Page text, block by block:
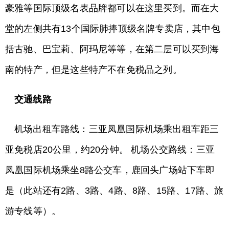
豪雅等国际顶级名表品牌都可以在这里买到。而在大
堂的左侧共有13个国际肺捧顶级名牌专卖店，其中包
括古驰、巴宝莉、阿玛尼等等，在第二层可以买到海
南的特产，但是这些特产不在免税品之列。
交通线路
机场出租车路线：三亚凤凰国际机场乘出租车距三
亚免税店20公里，约20分钟。 机场公交路线：三亚
凤凰国际机场乘坐8路公交车，鹿回头广场站下车即
是（此站还有2路、3路、4路、8路、15路、17路、旅
游专线等）。